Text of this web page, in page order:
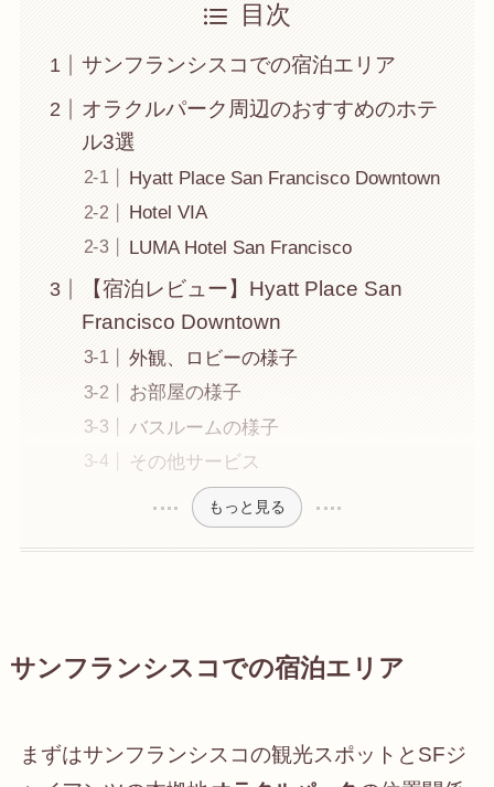
目次
サンフランシスコでの宿泊エリア
オラクルパーク周辺のおすすめのホテ
ル3選
Hyatt Place San Francisco Downtown
Hotel VIA
LUMA Hotel San Francisco
【宿泊レビュー】Hyatt Place San
Francisco Downtown
外観、ロビーの様子
お部屋の様子
バスルームの様子
その他サービス
もっと見る
サンフランシスコでの宿泊エリア
まずはサンフランシスコの観光スポットとSFジ